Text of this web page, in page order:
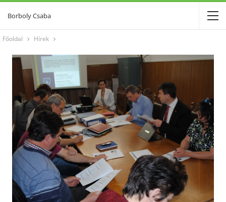
Borboly Csaba
Főoldal Hírek